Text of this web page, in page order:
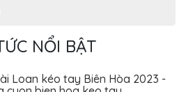
NỔI BẬT
, giá rẻ
cuon bien hoa keo tay